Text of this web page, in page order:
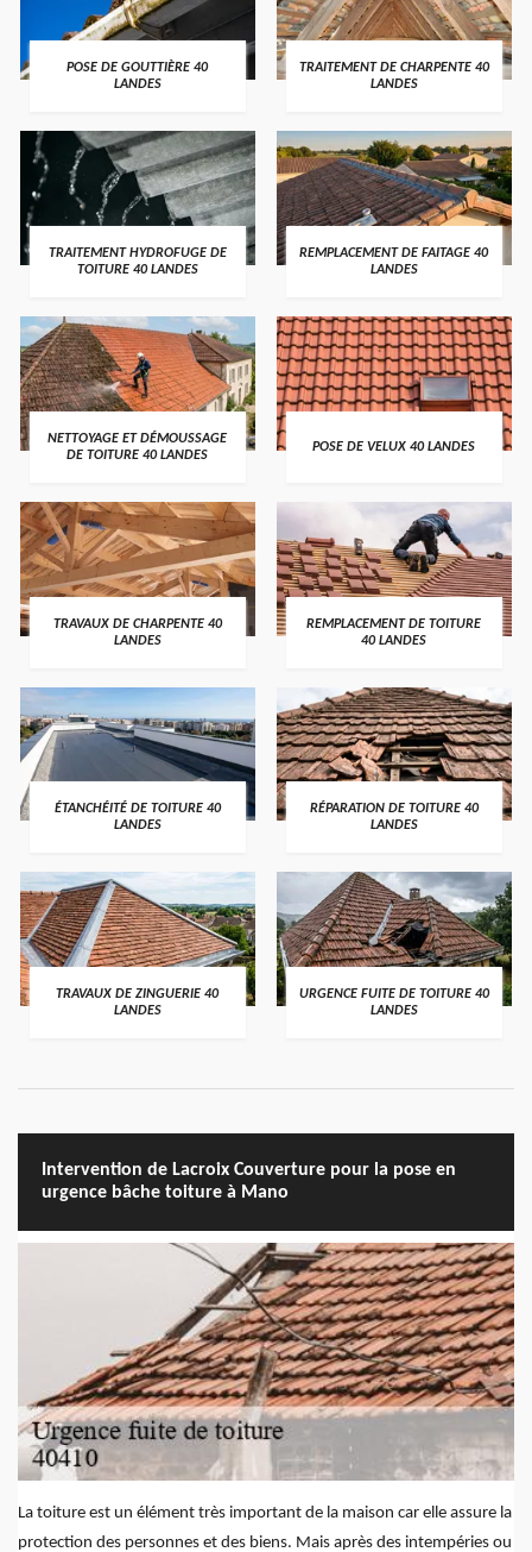
POSE DE GOUTTIÈRE 40
LANDES
TRAITEMENT DE CHARPENTE 40
LANDES
TRAITEMENT HYDROFUGE DE
TOITURE 40 LANDES
REMPLACEMENT DE FAITAGE 40
LANDES
NETTOYAGE ET DÉMOUSSAGE
DE TOITURE 40 LANDES
POSE DE VELUX 40 LANDES
TRAVAUX DE CHARPENTE 40
LANDES
REMPLACEMENT DE TOITURE
40 LANDES
ÉTANCHÉITÉ DE TOITURE 40
LANDES
RÉPARATION DE TOITURE 40
LANDES
TRAVAUX DE ZINGUERIE 40
LANDES
URGENCE FUITE DE TOITURE 40
LANDES
Intervention de Lacroix Couverture pour la pose en
urgence bâche toiture à Mano
La toiture est un élément très important de la maison car elle assure la
protection des personnes et des biens. Mais après des intempéries ou